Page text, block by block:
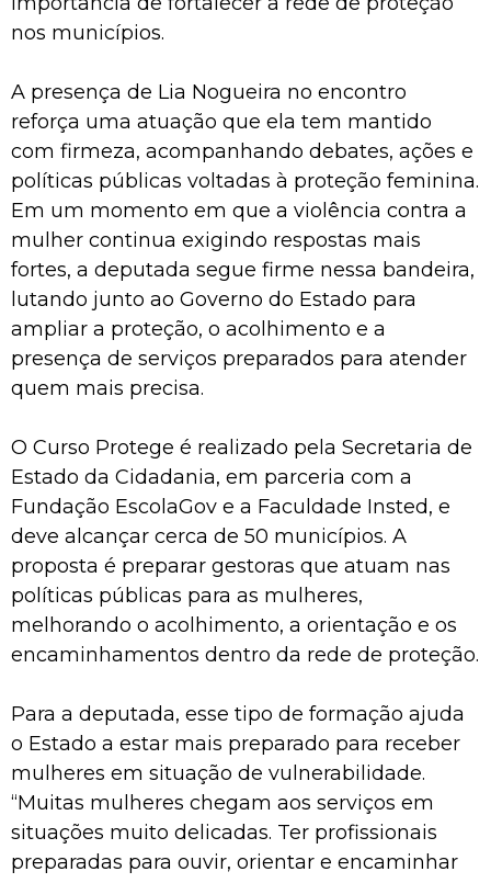
nos municípios.
A presença de Lia Nogueira no encontro
reforça uma atuação que ela tem mantido
com firmeza, acompanhando debates, ações e
políticas públicas voltadas à proteção feminina.
Em um momento em que a violência contra a
mulher continua exigindo respostas mais
fortes, a deputada segue firme nessa bandeira,
lutando junto ao Governo do Estado para
ampliar a proteção, o acolhimento e a
presença de serviços preparados para atender
quem mais precisa.
O Curso Protege é realizado pela Secretaria de
Estado da Cidadania, em parceria com a
Fundação EscolaGov e a Faculdade Insted, e
deve alcançar cerca de 50 municípios. A
proposta é preparar gestoras que atuam nas
políticas públicas para as mulheres,
melhorando o acolhimento, a orientação e os
encaminhamentos dentro da rede de proteção.
Para a deputada, esse tipo de formação ajuda
o Estado a estar mais preparado para receber
mulheres em situação de vulnerabilidade.
“Muitas mulheres chegam aos serviços em
situações muito delicadas. Ter profissionais
preparadas para ouvir, orientar e encaminhar